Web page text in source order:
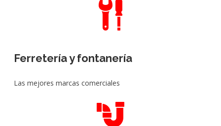
Ferretería y fontanería
Las mejores marcas comerciales